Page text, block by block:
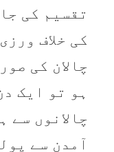
تقسیم کی
کی خلاف
چالان کی
ہو تو ایک
چالانوں سے
آمدن سے